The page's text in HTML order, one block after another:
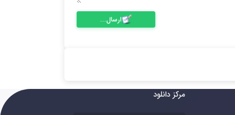
ارسال...
مرکز دانلود